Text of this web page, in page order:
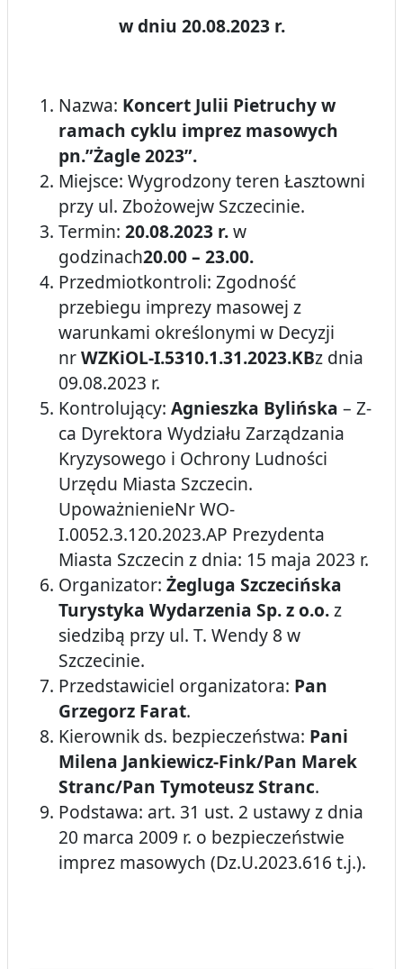
w dniu 20.08.2023 r.
Nazwa: Koncert Julii Pietruchy w
ramach cyklu imprez masowych
pn.”Żagle 2023”.
Miejsce: Wygrodzony teren Łasztowni
przy ul. Zbożowejw Szczecinie.
Termin: 20.08.2023 r.w
godzinach20.00 – 23.00.
Przedmiotkontroli: Zgodność
przebiegu imprezy masowej z
warunkami określonymi w Decyzji
nrWZKiOL-I.5310.1.31.2023.KBz dnia
09.08.2023 r.
Kontrolujący: Agnieszka Bylińska – Z-
ca Dyrektora Wydziału Zarządzania
Kryzysowego i Ochrony Ludności
Urzędu Miasta Szczecin.
UpoważnienieNr WO-
I.0052.3.120.2023.AP Prezydenta
Miasta Szczecin z dnia: 15 maja 2023 r.
Organizator: Żegluga Szczecińska
Turystyka Wydarzenia Sp. z o.o.z
siedzibą przy ul. T. Wendy 8 w
Szczecinie.
Przedstawiciel organizatora: Pan
Grzegorz Farat.
Kierownik ds. bezpieczeństwa: Pani
Milena Jankiewicz-Fink/Pan Marek
Stranc/Pan Tymoteusz Stranc.
Podstawa: art. 31 ust. 2 ustawy z dnia
20 marca 2009 r. o bezpieczeństwie
imprez masowych (Dz.U.2023.616 t.j.).